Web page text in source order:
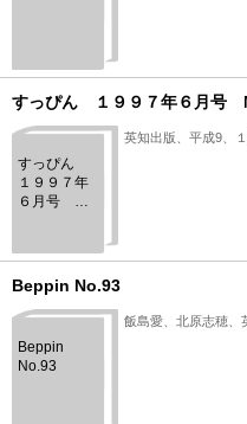
すっぴん １９９７年６月
すっぴん
１９９７年
６月号
英知出版、平成9、
Beppin No.93
Beppin
No.93
飯島愛、北原志穂、